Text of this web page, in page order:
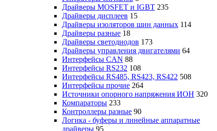
Драйверы MOSFET и IGBT 235
Драйверы дисплеев 15
Драйверы изоляторов шин данных 114
Драйверы разные 18
Драйверы светодиодов 173
Драйверы управления двигателями 64
Интерфейсы CAN 88
Интерфейсы RS232 108
Интерфейсы RS485, RS423, RS422 508
Интерфейсы прочие 264
Источники опорного напряжения ИОН 320
Компараторы 233
Контроллеры разные 90
Логика - буферы и линейные аппаратные
драйверы 95